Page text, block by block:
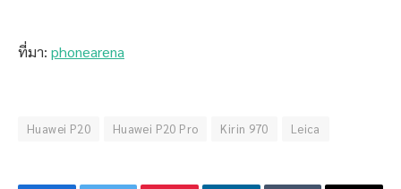
ที่มา: phonearena
Huawei P20 Huawei P20 Pro Kirin 970 Leica